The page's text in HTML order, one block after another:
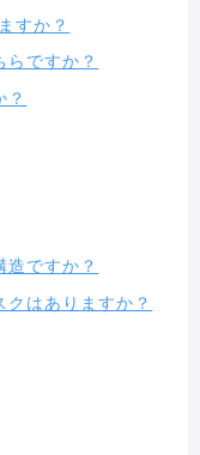
すか？
ですか？
ですか？
はありますか？